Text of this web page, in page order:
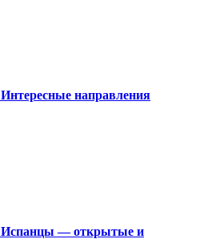
Интересные направления
Испанцы — открытые и